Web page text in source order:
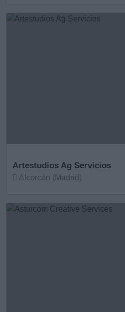
Artestudios Ag Servicios
Alcorcón (Madrid)